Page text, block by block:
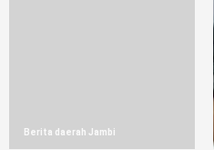
Berita daerah Jambi